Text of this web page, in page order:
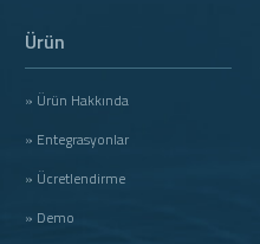
Ürün
» Ürün Hakkında
» Entegrasyonlar
» Ücretlendirme
» Demo